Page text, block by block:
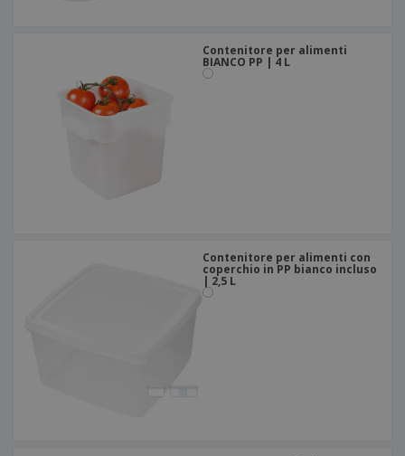
Contenitore per alimenti
BIANCO PP | 4 L
Contenitore per alimenti con
coperchio in PP bianco incluso
| 2,5 L